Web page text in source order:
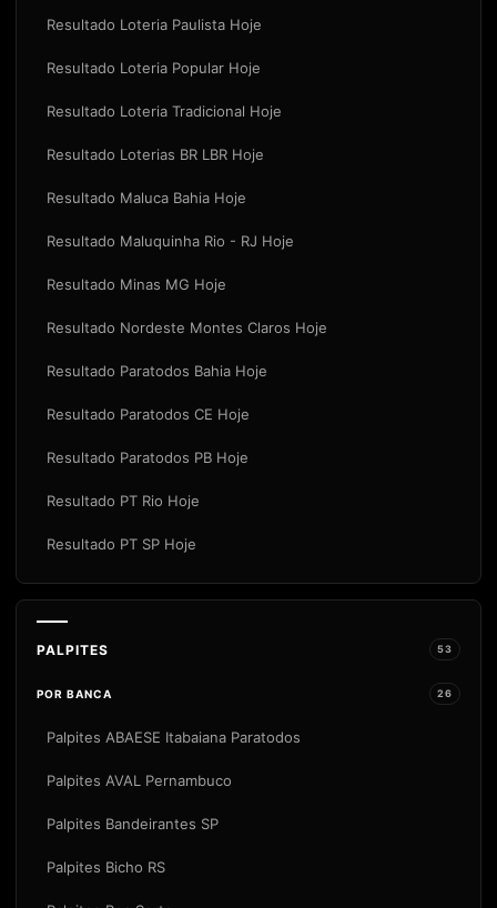
Resultado Loteria Paulista Hoje
Resultado Loteria Popular Hoje
Resultado Loteria Tradicional Hoje
Resultado Loterias BR LBR Hoje
Resultado Maluca Bahia Hoje
Resultado Maluquinha Rio - RJ Hoje
Resultado Minas MG Hoje
Resultado Nordeste Montes Claros Hoje
Resultado Paratodos Bahia Hoje
Resultado Paratodos CE Hoje
Resultado Paratodos PB Hoje
Resultado PT Rio Hoje
Resultado PT SP Hoje
PALPITES 53
POR BANCA 26
Palpites ABAESE Itabaiana Paratodos
Palpites AVAL Pernambuco
Palpites Bandeirantes SP
Palpites Bicho RS